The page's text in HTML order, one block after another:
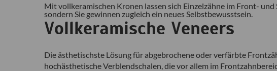
Mit vollkeramischen Kronen lassen sich Einzelzähne im Front-
sondern Sie gewinnen zugleich ein neues Selbstbewusstsein.
Vollkeramische Veneers
Die ästhetischste Lösung für abgebrochene oder verfärbte
hochästhetische Verblendschalen, die vor allem im